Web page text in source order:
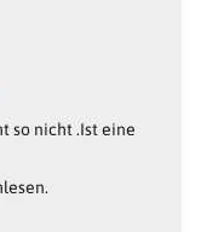
so nicht .Ist eine